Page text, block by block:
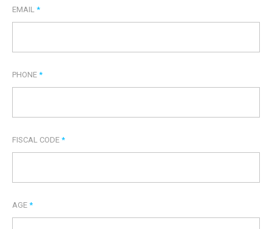
EMAIL *
PHONE *
FISCAL CODE *
AGE *